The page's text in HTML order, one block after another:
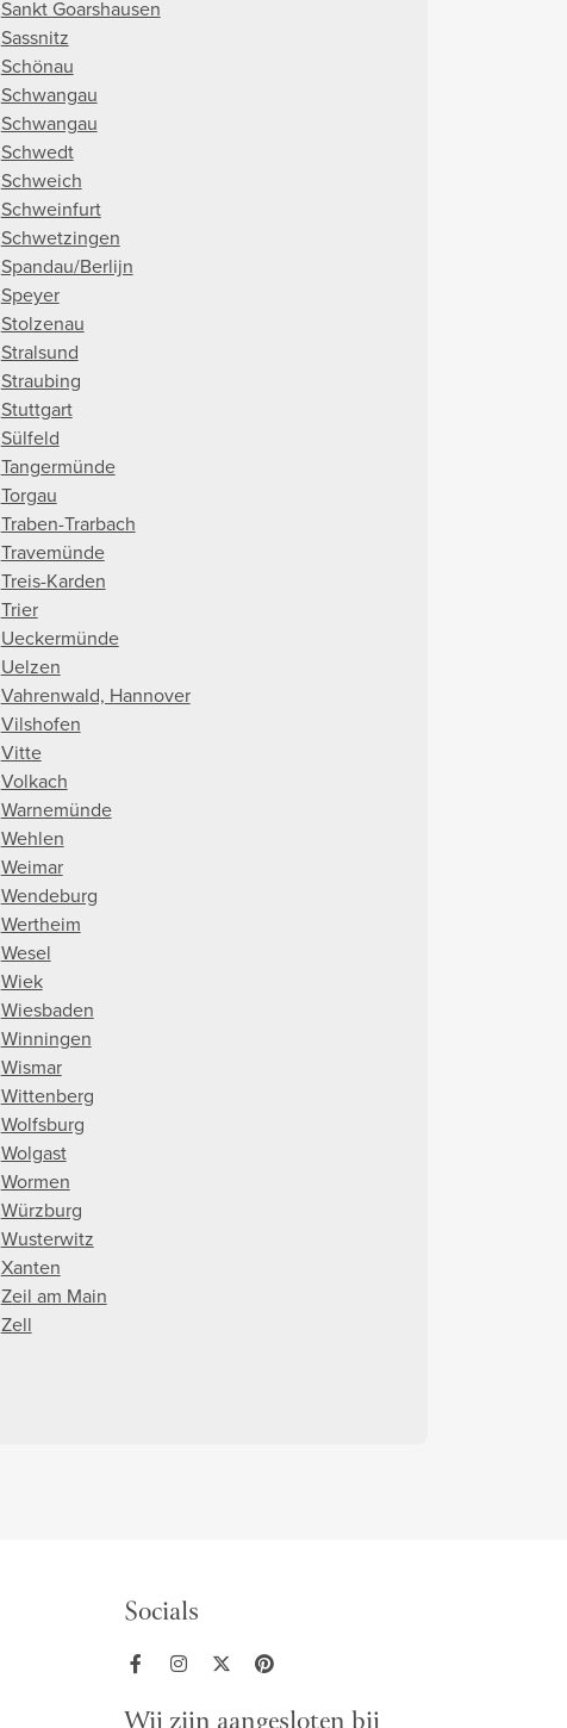
Sankt Goarshausen
Sassnitz
Schönau
Schwangau
Schwangau
Schwedt
Schweich
Schweinfurt
Schwetzingen
Spandau/Berlijn
Speyer
Stolzenau
Stralsund
Straubing
Stuttgart
Sülfeld
Tangermünde
Torgau
Traben-Trarbach
Travemünde
Treis-Karden
Trier
Ueckermünde
Uelzen
Vahrenwald, Hannover
Vilshofen
Vitte
Volkach
Warnemünde
Wehlen
Weimar
Wendeburg
Wertheim
Wesel
Wiek
Wiesbaden
Winningen
Wismar
Wittenberg
Wolfsburg
Wolgast
Wormen
Würzburg
Wusterwitz
Xanten
Zeil am Main
Zell
Socials